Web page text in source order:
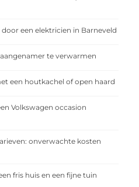
een elektricien in Barneveld
te verwarmen
een houtkachel of open haard
Volkswagen occasion
onverwachte kosten
fris huis en een fijne tuin